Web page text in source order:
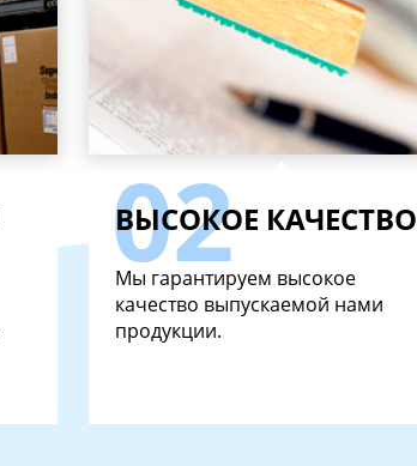
ВЫСОКОЕ КАЧЕСТВО
Мы гарантируем высокое
качество выпускаемой нами
продукции.